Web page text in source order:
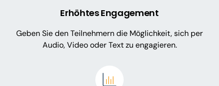
Erhöhtes Engagement
Geben Sie den Teilnehmern die Möglichkeit, sich per
Audio, Video oder Text zu engagieren.